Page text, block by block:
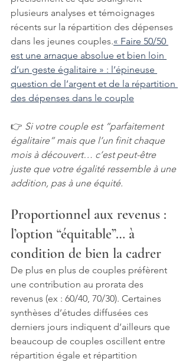
plusieurs analyses et témoignages
récents sur la répartition des dépenses
dans les jeunes couples.« Faire 50/50
est une arnaque absolue et bien loin
d’un geste égalitaire » : l’épineuse
question de l’argent et de la répartition
des dépenses dans le couple
👉 Si votre couple est “parfaitement
égalitaire” mais que l’un finit chaque
mois à découvert… c’est peut-être
juste que votre égalité ressemble à une
addition, pas à une équité.
Proportionnel aux revenus :
l’option “équitable”… à
condition de bien la cadrer
De plus en plus de couples préfèrent
une contribution au prorata des
revenus (ex : 60/40, 70/30). Certaines
synthèses d’études diffusées ces
derniers jours indiquent d’ailleurs que
beaucoup de couples oscillent entre
répartition égale et répartition